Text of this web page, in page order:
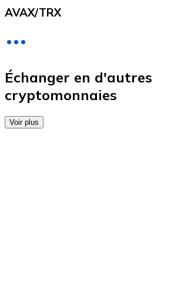
Boutique - Cartes
Aller à la boutique de cartes-cadeaux
AVAX/TRX
Échanger en d'autres
cryptomonnaies
Voir plus